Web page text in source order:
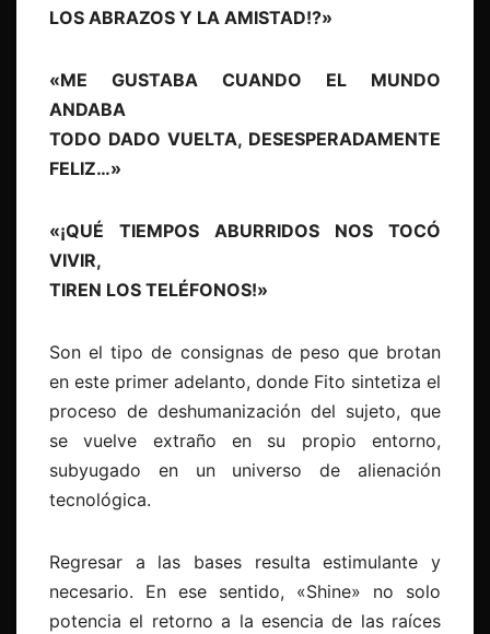
LOS ABRAZOS Y LA AMISTAD!?»
«ME GUSTABA CUANDO EL MUNDO
ANDABA
TODO DADO VUELTA, DESESPERADAMENTE
FELIZ…»
«¡QUÉ TIEMPOS ABURRIDOS NOS TOCÓ
VIVIR,
TIREN LOS TELÉFONOS!»
Son el tipo de consignas de peso que brotan
en este primer adelanto, donde Fito sintetiza el
proceso de deshumanización del sujeto, que
se vuelve extraño en su propio entorno,
subyugado en un universo de alienación
tecnológica.
Regresar a las bases resulta estimulante y
necesario. En ese sentido, «Shine» no solo
potencia el retorno a la esencia de las raíces